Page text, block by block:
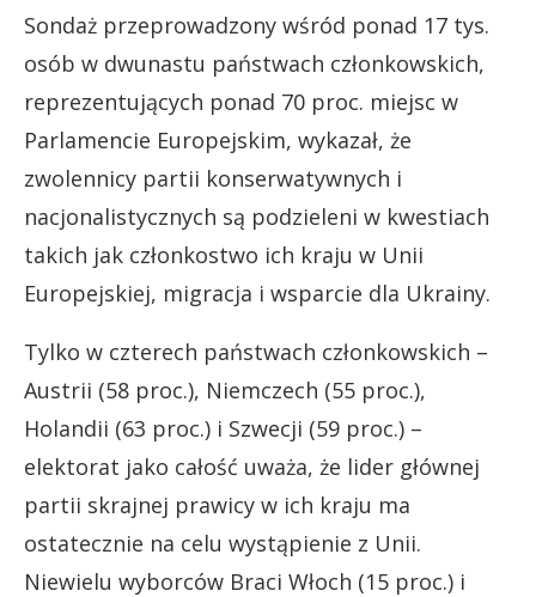
Sondaż przeprowadzony wśród ponad 17 tys.
osób w dwunastu państwach członkowskich,
reprezentujących ponad 70 proc. miejsc w
Parlamencie Europejskim, wykazał, że
zwolennicy partii konserwatywnych i
nacjonalistycznych są podzieleni w kwestiach
takich jak członkostwo ich kraju w Unii
Europejskiej, migracja i wsparcie dla Ukrainy.
Tylko w czterech państwach członkowskich –
Austrii (58 proc.), Niemczech (55 proc.),
Holandii (63 proc.) i Szwecji (59 proc.) –
elektorat jako całość uważa, że lider głównej
partii skrajnej prawicy w ich kraju ma
ostatecznie na celu wystąpienie z Unii.
Niewielu wyborców Braci Włoch (15 proc.) i